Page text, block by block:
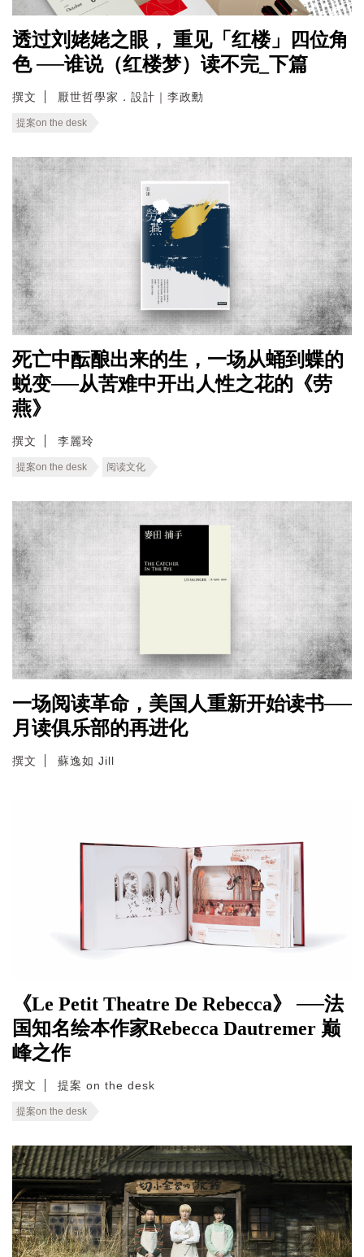
透过刘姥姥之眼， 重见「红楼」四位角
色 ──谁说（红楼梦）读不完_下篇
撰文 厭世哲學家．設計｜李政勳
提案on the desk
死亡中酝酿出来的生，一场从蛹到蝶的
蜕变──从苦难中开出人性之花的《劳
燕》
撰文 李麗玲
提案on the desk 阅读文化
一场阅读革命，美国人重新开始读书──
月读俱乐部的再进化
撰文 蘇逸如 Jill
《Le Petit Theatre De Rebecca》 ──法
国知名绘本作家Rebecca Dautremer 巅
峰之作
撰文 提案 on the desk
提案on the desk